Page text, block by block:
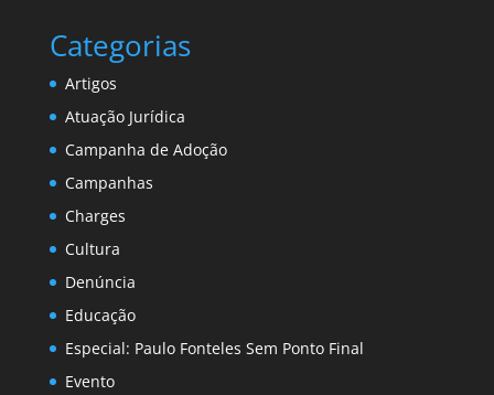
Categorias
Artigos
Atuação Jurídica
Campanha de Adoção
Campanhas
Charges
Cultura
Denúncia
Educação
Especial: Paulo Fonteles Sem Ponto Final
Evento